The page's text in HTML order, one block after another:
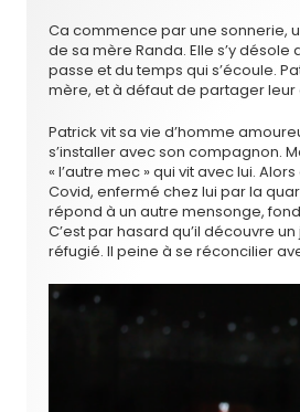
Ca commence par une sonnerie,
de sa mère Randa. Elle s’y
passe et du temps qui s’écoule.
mère, et à défaut de partager
Patrick vit sa vie d’homme
s’installer avec son compagnon.
« l’autre mec » qui vit avec lui.
Covid, enfermé chez lui par la
répond à un autre mensonge,
C’est par hasard qu’il découvre
réfugié. Il peine à se réconcilier